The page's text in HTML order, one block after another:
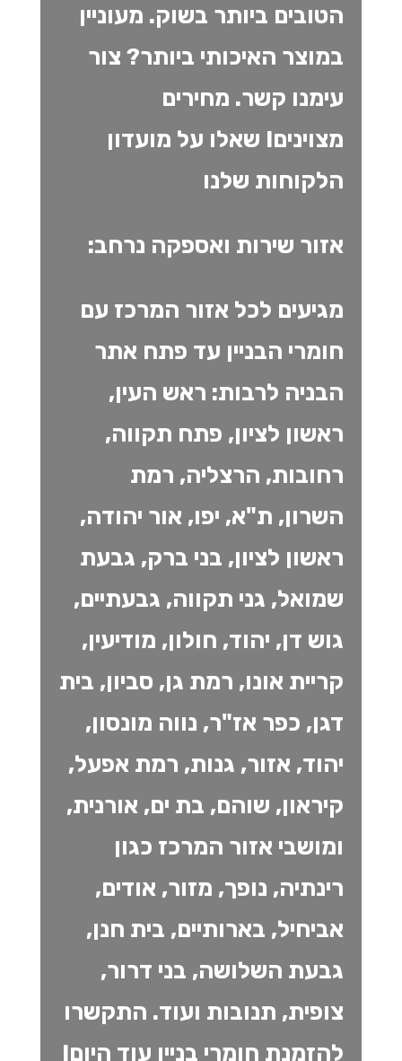
הטובים ביותר בשוק. מעוניין
במוצר האיכותי ביותר? צור
עימנו קשר. מחירים
מצוינים! שאלו על מועדון
הלקוחות שלנו
אזור שירות ואספקה נרחב:
מגיעים לכל אזור המרכז עם
חומרי הבניין עד פתח אתר
הבניה לרבות: ראש העין,
ראשון לציון, פתח תקווה,
רחובות, הרצליה, רמת
השרון, ת"א, יפו, אור יהודה,
ראשון לציון, בני ברק, גבעת
שמואל, גני תקווה, גבעתיים,
גוש דן, יהוד, חולון, מודיעין,
קריית אונו, רמת גן, סביון, בית
דגן, כפר אז"ר, נווה מונסון,
יהוד, אזור, גנות, רמת אפעל,
קיראון, שוהם, בת ים, אורנית,
ומושבי אזור המרכז כגון
רינתיה, נופך, מזור, אודים,
אביחיל, בארותיים, בית חנן,
גבעת השלושה, בני דרור,
צופית, תנובות ועוד. התקשרו
להזמנת חומרי בניין עוד היום!